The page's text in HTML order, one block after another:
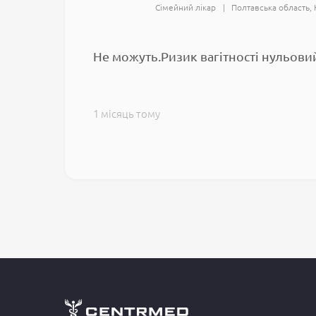
Сімейний лікар Полтавська область
Не можуть.Ризик вагітності
1 місяць тому